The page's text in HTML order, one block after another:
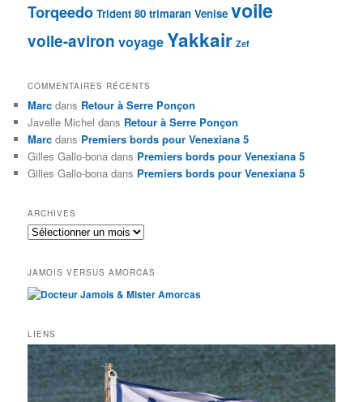
Torqeedo Trident 80 trimaran Venise voile
voile-aviron voyageYakkair Zef
COMMENTAIRES RÉCENTS
Marc dans Retour à Serre Ponçon
Javelle Michel dans Retour à Serre Ponçon
Marc dans Premiers bords pour Venexiana 5
Gilles Gallo-bona dans Premiers bords pour Venexiana 5
Gilles Gallo-bona dans Premiers bords pour Venexiana 5
ARCHIVES
Archives
JAMOIS VERSUS AMORCAS
LIENS